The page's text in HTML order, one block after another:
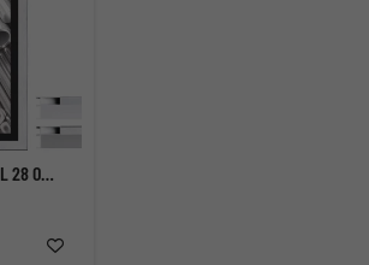
BAKLIJST PROFIL 28 OP MAAT